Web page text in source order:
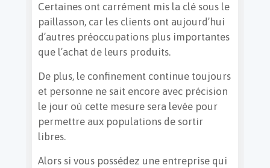
Certaines ont carrément mis la clé sous le
paillasson, car les clients ont aujourd’hui
d’autres préoccupations plus importantes
que l’achat de leurs produits.
De plus, le confinement continue toujours
et personne ne sait encore avec précision
le jour où cette mesure sera levée pour
permettre aux populations de sortir
libres.
Alors si vous possédez une entreprise qui